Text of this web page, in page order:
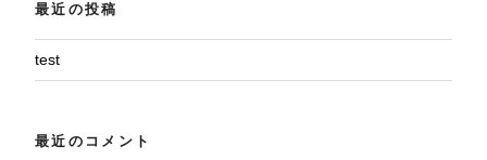
最近の投稿
test
最近のコメント